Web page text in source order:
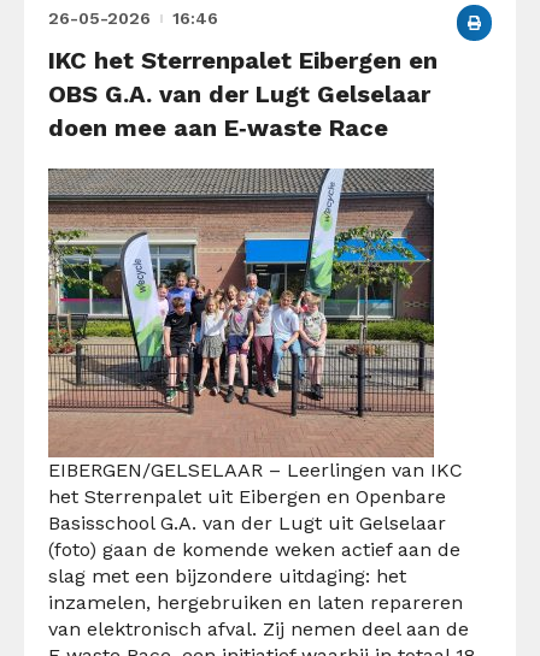
26-05-2026 16:46
IKC het Sterrenpalet Eibergen en
OBS G.A. van der Lugt Gelselaar
doen mee aan E‑waste Race
EIBERGEN/GELSELAAR – Leerlingen van IKC
het Sterrenpalet uit Eibergen en Openbare
Basisschool G.A. van der Lugt uit Gelselaar
(foto) gaan de komende weken actief aan de
slag met een bijzondere uitdaging: het
inzamelen, hergebruiken en laten repareren
van elektronisch afval. Zij nemen deel aan de